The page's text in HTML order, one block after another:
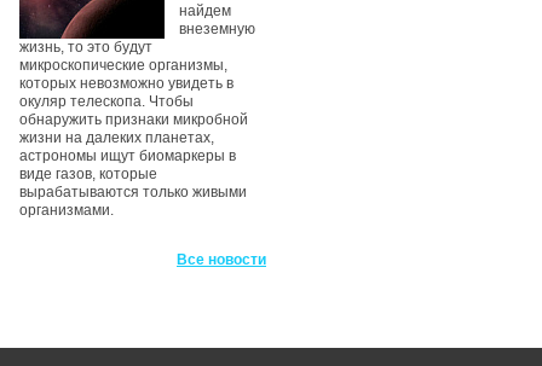
найдем
внеземную
жизнь, то это будут
микроскопические организмы,
которых невозможно увидеть в
окуляр телескопа. Чтобы
обнаружить признаки микробной
жизни на далеких планетах,
астрономы ищут биомаркеры в
виде газов, которые
вырабатываются только живыми
организмами.
Все новости